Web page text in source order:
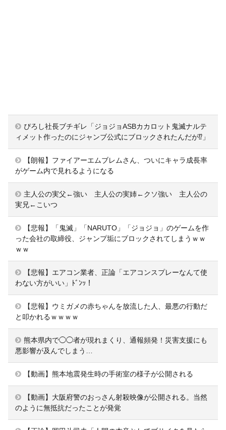
ぴろし社長ブチギレ「ジョジョASBカカロット鬼滅ナルテ
ィメット作ったのにジャンブ公式にブロックされたんだが⁉」
【朗報】ファイアーエムブレムさん、ついにキャラ成長率
がゲーム内で見れるようになる
主人公の実父←強い 主人公の実姉←クソ強い 主人公の
実兄←こいつ
【悲報】「鬼滅」「NARUTO」「ジョジョ」のゲームを作
った会社の取締役、ジャンプ垢にブロックされてしまうｗｗ
ｗｗ
【悲報】エアコン業者、正論「エアコンスプレーなんて使
わない方がいい」ﾄﾞﾝｯ！
【悲報】ウミガメの赤ちゃんを放流した人、最悪の行動だ
と叩かれるｗｗｗｗ
熊本県内で◯◯者が現れまくり、通報頻発！災害支援にも
悪影響が及んでしまう…
【動画】熊本地震発生時の手術室の様子が公開される
【動画】大阪府警のおっさん射殺映像が公開される。当然
のように無抵抗だったことが発覚